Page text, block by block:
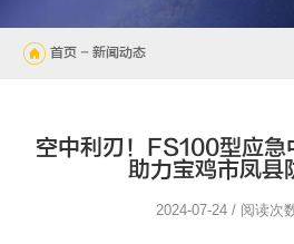
首页 - 新闻动态
空中利刃！FS100型应急中型复合翼无人机
助力宝鸡市凤县
2024-07-24 / 阅读次